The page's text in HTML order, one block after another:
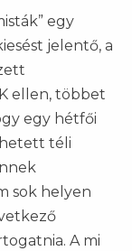
egy
jelentő, a
ellen, többet
egy hétfői
téli
sok helyen
A mi